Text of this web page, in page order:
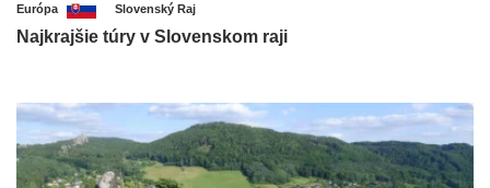
Európa Slovenský Raj
Najkrajšie túry v Slovenskom raji